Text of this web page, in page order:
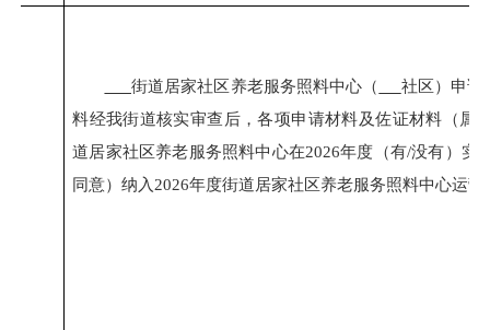
街道居家社区养老服务照料中心（
社区）申请
料经我街道核实审查后，各项申请材料及佐证材料（属
道居家社区养老服务照料中心在2026年度（有/没有）实
同意）纳入 2026年度街道居家社区养老服务照料中心运营